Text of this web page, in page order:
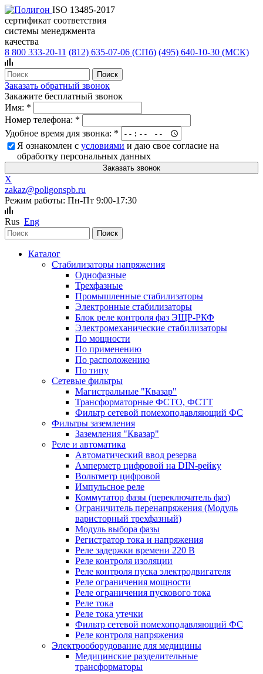
ISO 13485-2017
сертификат соответствия
системы менеджмента
качества
8 800 333-20-11 (812) 635-07-06 (СПб) (495) 640-10-30 (МСК)
Заказать обратный звонок
Закажите бесплатный звонок
Имя: *
Номер телефона: *
Удобное время для звонка: *
Я ознакомлен сусловиями и даю свое согласие на
обработку персональных данных
X
zakaz@poligonspb.ru
Режим работы: Пн-Пт 9:00-17:30
Rus Eng
Каталог
Стабилизаторы напряжения
Однофазные
Трехфазные
Промышленные стабилизаторы
Электронные стабилизаторы
Блок реле контроля фаз ЭЩР-РКФ
Электромеханические стабилизаторы
По мощности
По применению
По расположению
По типу
Сетевые фильтры
Магистральные "Квазар"
Трансформаторные ФСТО, ФСТТ
Фильтр сетевой помехоподавляющий ФС
Фильтры заземления
Заземления "Квазар"
Реле и автоматика
Автоматический ввод резерва
Амперметр цифровой на DIN-рейку
Вольтметр цифровой
Импульсное реле
Коммутатор фазы (переключатель фаз)
Ограничитель перенапряжения (Модуль
варисторный трехфазный)
Модуль выбора фазы
Регистратор тока и напряжения
Реле задержки времени 220 В
Реле контроля изоляции
Реле контроля пуска электродвигателя
Реле ограничения мощности
Реле ограничения пускового тока
Реле тока
Реле тока утечки
Фильтр сетевой помехоподавляющий ФС
Реле контроля напряжения
Электрооборудование для медицины
Медицинские разделительные
трансформаторы